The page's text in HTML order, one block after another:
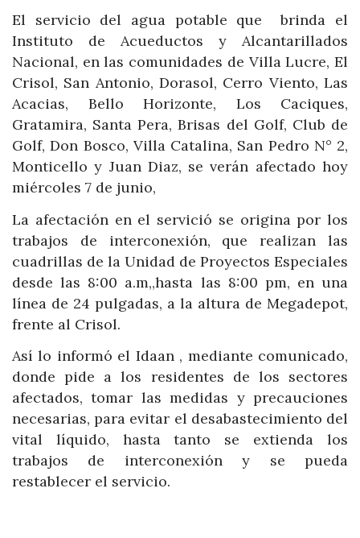
El servicio del agua potable que brinda el
Instituto de Acueductos y Alcantarillados
Nacional, en las comunidades de Villa Lucre, El
Crisol, San Antonio, Dorasol, Cerro Viento, Las
Acacias, Bello Horizonte, Los Caciques,
Gratamira, Santa Pera, Brisas del Golf, Club de
Golf, Don Bosco, Villa Catalina, San Pedro N° 2,
Monticello y Juan Diaz, se verán afectado hoy
miércoles 7 de junio,
La afectación en el servició se origina por los
trabajos de interconexión, que realizan las
cuadrillas de la Unidad de Proyectos Especiales
desde las 8:00 a.m,,hasta las 8:00 pm, en una
línea de 24 pulgadas, a la altura de Megadepot,
frente al Crisol.
Así lo informó el Idaan , mediante comunicado,
donde pide a los residentes de los sectores
afectados, tomar las medidas y precauciones
necesarias, para evitar el desabastecimiento del
vital líquido, hasta tanto se extienda los
trabajos de interconexión y se pueda
restablecer el servicio.